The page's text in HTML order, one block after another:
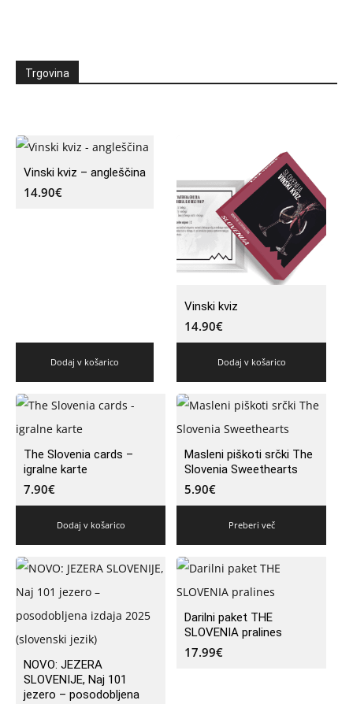
Trgovina
Vinski kviz – angleščina
14.90€
Dodaj v košarico
Vinski kviz
14.90€
Dodaj v košarico
The Slovenia cards –
igralne karte
7.90€
Dodaj v košarico
Masleni piškoti srčki The
Slovenia Sweethearts
5.90€
Preberi več
NOVO: JEZERA
SLOVENIJE, Naj 101
jezero – posodobljena
Darilni paket THE
SLOVENIA pralines
17.99€